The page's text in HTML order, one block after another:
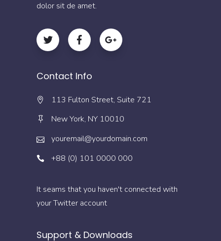
dolor sit de amet.
Contact Info
113 Fulton Street, Suite 721
New York, NY 10010
youremail@yourdomain.com
+88 (0) 101 0000 000
It seams that you haven't connected with
your Twitter account
Support & Downloads